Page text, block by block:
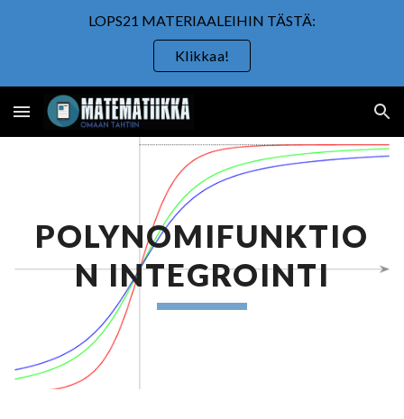
LOPS21 MATERIAALEIHIN TÄSTÄ:
Klikkaa!
POLYNOMIFUNKTIO
N INTEGROINTI